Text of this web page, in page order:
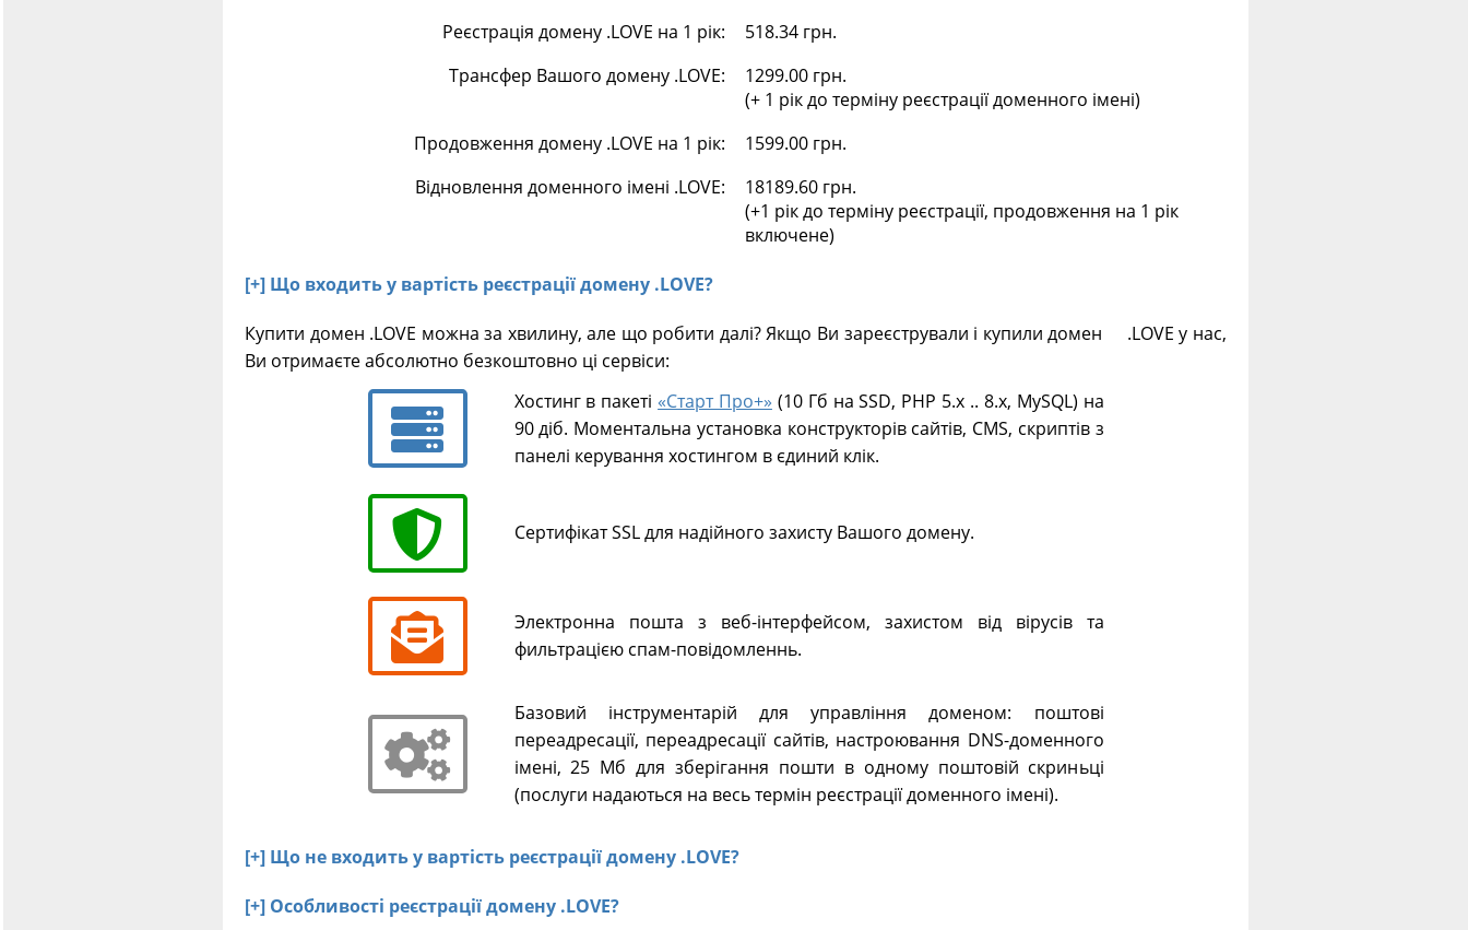
Реєстрація домену .LOVE на 1 рік:
518.34 грн.
Трансфер Вашого домену .LOVE:
1299.00 грн.
(+ 1 рік до терміну реєстрації доменного імені)
Продовження домену .LOVE на 1 рік:
1599.00 грн.
Відновлення доменного імені .LOVE:
18189.60 грн.
(+1 рік до терміну реєстрації, продовження на 1 рік
включене)
[+] Що входить у вартість реєстрації домену .LOVE?
Купити домен .LOVE можна за хвилину, але що робити далі? Якщо Ви зареєстрували і купили домен .LOVE у нас,
Ви отримаєте абсолютно безкоштовно ці сервіси:
Хостинг в пакеті «Старт Про+» (10 Гб на SSD, PHP 5.х .. 8.х, MySQL) на
90 діб. Моментальна установка конструкторів сайтів, CMS, скриптів з
панелі керування хостингом в єдиний клік.
Сертифікат SSL для надійного захисту Вашого домену.
Электронна пошта з веб-інтерфейсом, захистом від вірусів та
фильтрацією спам-повідомленнь.
Базовий інструментарій для управління доменом: поштові
переадресації, переадресації сайтів, настроювання DNS-доменного
імені, 25 Мб для зберігання пошти в одному поштовій скриньці
(послуги надаються на весь термін реєстрації доменного імені).
[+] Що не входить у вартість реєстрації домену .LOVE?
[+] Особливості реєстрації домену .LOVE?